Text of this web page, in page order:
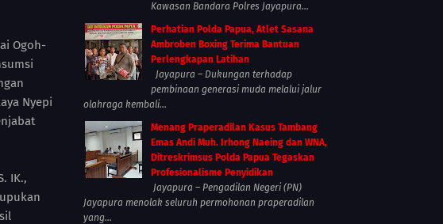
Ogoh-
Nyepi
IK.,
Kawasan Bandara Polres Jayapura...
Perhatian Polda Papua, Atlet Sasana
Ambroben Boxing Terima Bantuan
Perlengkapan Latihan
Jayapura – Dukungan terhadap
pembinaan generasi muda melalui jalur
olahraga kembali...
Menang Praperadilan Kasus Tambang
Emas Andi Muh. Irhong Naeing dan WNA,
Ditreskrimsus Polda Papua Tegaskan
Profesionalisme Penyidikan
Jayapura – Pengadilan Negeri (PN)
Jayapura menolak seluruh permohonan praperadilan
yang...